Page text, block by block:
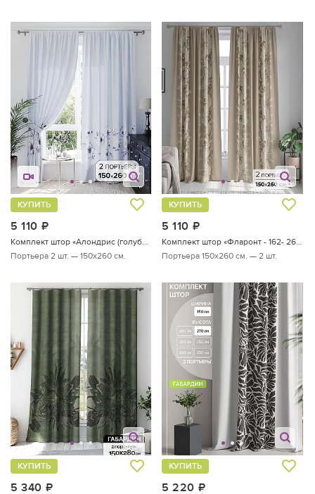
5 110
КУПИТЬ
Комплект штор «Алондрис (голубой)»
Портьера 2 шт. — 150х260 см.
5 110
КУПИТЬ
Комплект штор «Фларонт - 162- 260 см»
Портьера 150х260 см. — 2 шт.
5 340
КУПИТЬ
5 220
КУПИТЬ